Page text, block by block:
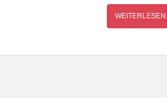
WEITERLESEN